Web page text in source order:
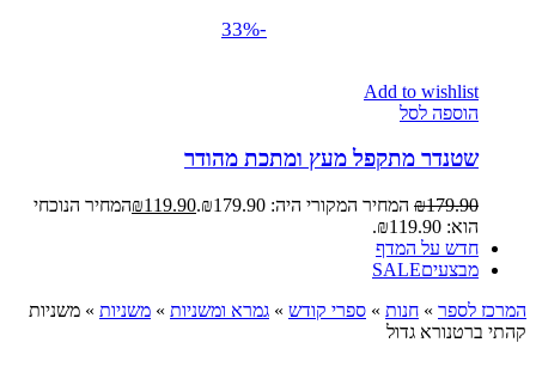
-33%
Add to wishlist
הוספה לסל
שטנדר מתקפל מעץ ומתכת מהודר
₪179.90 המחיר המקורי היה: ₪179.90. ₪119.90
המחיר הנוכחי
הוא: ₪119.90.
חדש על המדף
מבצעיםSALE
המרכז לספר » חנות » ספרי קודש » גמרא ומשניות » משניות » משניות
קהתי ברטנורא גדול